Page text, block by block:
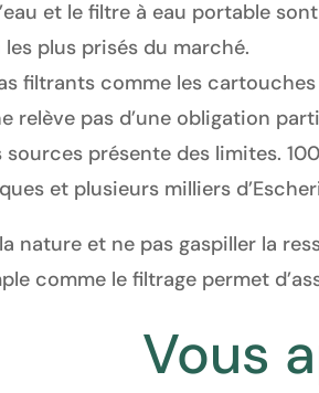
et le filtre à eau portable
plus prisés du marché.
filtrants comme les
relève pas d’une obligation
sources présente des limites.
et plusieurs milliers
nature et ne pas gaspiller la
comme le filtrage permet
Vous